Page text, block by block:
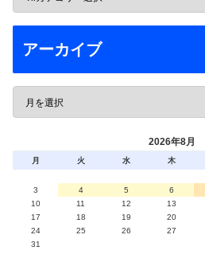
アーカイブ
2026年8月
月 火 水 木
3
4 5 6
10
11 12 13
17
18 19 20
24
25 26 27
31